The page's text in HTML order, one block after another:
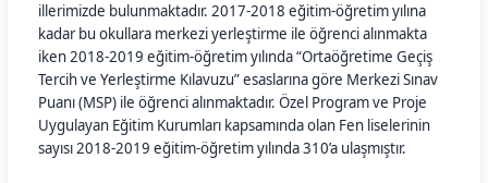
illerimizde bulunmaktadır. 2017-2018 eğitim-öğretim yılına
kadar bu okullara merkezi yerleştirme ile öğrenci alınmakta
iken 2018-2019 eğitim-öğretim yılında “Ortaöğretime Geçiş
Tercih ve Yerleştirme Kılavuzu” esaslarına göre Merkezi Sınav
Puanı (MSP) ile öğrenci alınmaktadır. Özel Program ve Proje
Uygulayan Eğitim Kurumları kapsamında olan Fen liselerinin
sayısı 2018-2019 eğitim-öğretim yılında 310’a ulaşmıştır.